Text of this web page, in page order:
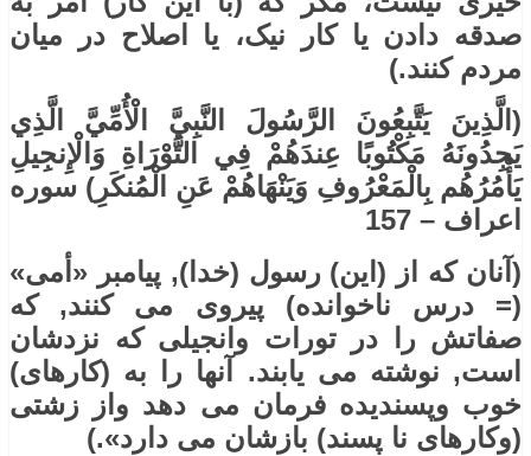
صدقه دادن یا کار نیک، یا اصلاح در میان
مردم کنند.)
(الَّذِينَ يَتَّبِعُونَ الرَّسُولَ النَّبِيَّ الْأُمِّيَّ الَّذِي
يَجِدُونَهُ مَكْتُوبًا عِندَهُمْ فِي التَّوْرَاةِ وَالْإِنجِيلِ
يَأْمُرُهُم بِالْمَعْرُوفِ وَيَنْهَاهُمْ عَنِ الْمُنكَرِ) سوره
اعراف – 157
(آنان که از (این) رسول (خدا), پیامبر «أمی»
(= درس ناخوانده) پیروی می کنند, که
صفاتش را در تورات وانجیلی که نزدشان
است, نوشته می یابند. آنها را به (کارهای)
خوب وپسندیده فرمان می دهد واز زشتی
(وکارهای نا پسند) بازشان می دارد».)